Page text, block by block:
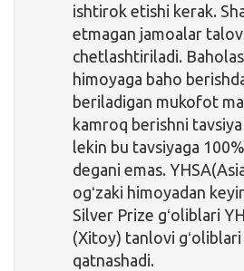
ishtirok etishi kerak.
etmagan jamoalar
chetlashtiriladi.
himoyaga baho
beriladigan mukofot
kamroq berishni
lekin bu tavsiyaga
degani emas.
ogʻzaki himoyadan
Silver Prize gʻoliblari
(Xitoy) tanlovi
qatnashadi.